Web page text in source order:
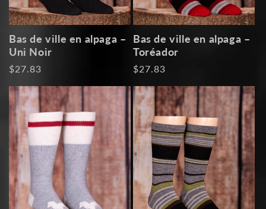
Bas de ville en alpaga –
Uni Noir
Prix
$27.83
Bas de ville en alpaga –
Toréador
Prix
$27.83